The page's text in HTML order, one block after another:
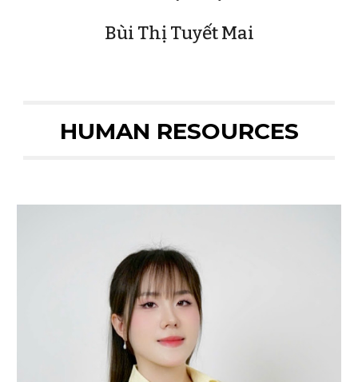
Bùi Thị Tuyết Mai
HUMAN RESOURCES